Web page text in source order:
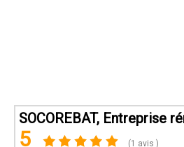
SOCOREBAT, Entreprise
5 (1 avis )